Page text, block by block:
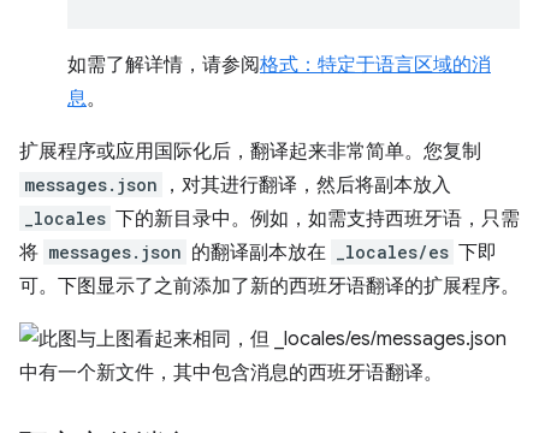
如需了解详情，请参阅格式：特定于语言区域的消
息。
扩展程序或应用国际化后，翻译起来非常简单。您复制
messages.json ，对其进行翻译，然后将副本放入
_locales 下的新目录中。例如，如需支持西班牙语，只需
将 messages.json 的翻译副本放在 _locales/es 下即
可。下图显示了之前添加了新的西班牙语翻译的扩展程序。